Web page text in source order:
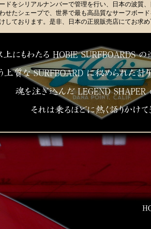
ドをシリアルナンバーで管理を行い、日本の波質
せたシェープで、世界で最も高品質なサーフボード
しております。是非、日本の正規販売店にてお求め